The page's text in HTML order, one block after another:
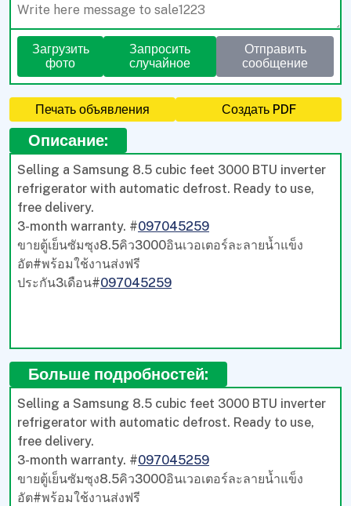
Загрузить
фото
Запросить
случайное
Отправить
сообщение
Описание:
Печать объявления Создать PDF
Selling a Samsung 8.5 cubic feet 3000 BTU inverter
refrigerator with automatic defrost. Ready to use,
free delivery.
3-month warranty. #097045259
ขายตู้เย็นซัมซุง8.5คิว3000อินเวอเตอร์ละลายน้ำแข็ง
อัต#พร้อมใช้งานส่งฟรี
ประกัน3เดือน#097045259
Больше подробностей:
Selling a Samsung 8.5 cubic feet 3000 BTU inverter
refrigerator with automatic defrost. Ready to use,
free delivery.
3-month warranty. #097045259
ขายตู้เย็นซัมซุง8.5คิว3000อินเวอเตอร์ละลายน้ำแข็ง
อัต#พร้อมใช้งานส่งฟรี